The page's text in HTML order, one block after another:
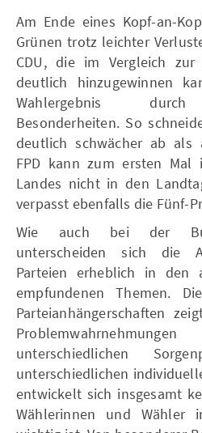
Am Ende eines Kopf-an-
Grünen trotz leichter
CDU, die im Vergleich zur
deutlich hinzugewinnen
Wahlergebnis durch
Besonderheiten. So
deutlich schwächer ab als
FPD kann zum ersten Mal
Landes nicht in den
verpasst ebenfalls die Fünf-
Wie auch bei der
unterscheiden sich die
Parteien erheblich in den
empfundenen Themen.
Parteianhängerschaften
unterschiedlichen
unterschiedlichen
entwickelt sich insgesamt
Wählerinnen und Wähler